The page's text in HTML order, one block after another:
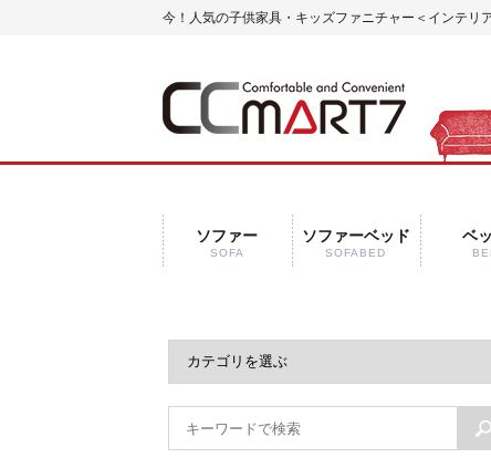
今！人気の子供家具・キッズファニチャー ＜インテリ
ソファー
SOFA
ソファーベッド
SOFABED
ベ